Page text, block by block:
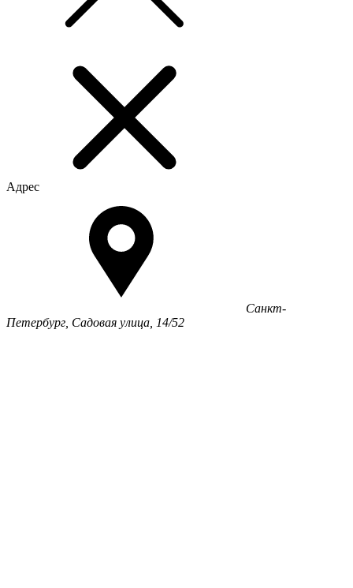
Адрес
Санкт-
Петербург, Садовая улица, 14/52